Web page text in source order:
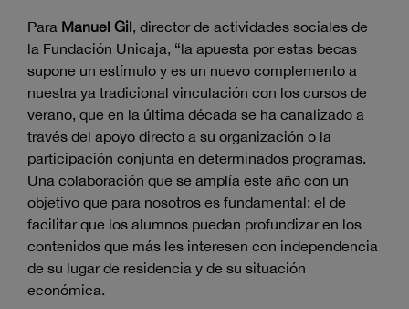
Para Manuel Gil, director de actividades sociales de
la Fundación Unicaja, “la apuesta por estas becas
supone un estímulo y es un nuevo complemento a
nuestra ya tradicional vinculación con los cursos de
verano, que en la última década se ha canalizado a
través del apoyo directo a su organización o la
participación conjunta en determinados programas.
Una colaboración que se amplía este año con un
objetivo que para nosotros es fundamental: el de
facilitar que los alumnos puedan profundizar en los
contenidos que más les interesen con independencia
de su lugar de residencia y de su situación
económica.